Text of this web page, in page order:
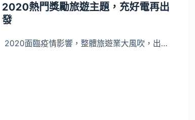
2020熱門獎勵旅遊主題，充好電再出
發
2020面臨疫情影響，整體旅遊業大風吹，出…